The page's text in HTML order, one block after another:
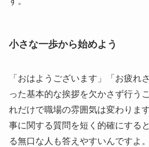
小さな一歩から始めよう
「おはようございます」「お疲れ
った基本的な挨拶を欠かさず行う
れだけで職場の雰囲気は変わりま
事に関する質問を短く的確にする
る無口な人も答えやすいんですよ。